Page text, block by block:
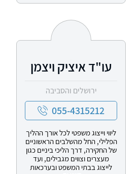
עו"ד איציק ויצמן
ירושלים והסביבה
055-4315212
ליווי וייצוג משפטי לכל אורך ההליך
הפלילי, החל מהשלבים הראשוניים
של החקירה, דרך הליכי ביניים כגון
מעצרים וצווים מגבילים, ועד
לייצוג בבתי המשפט ובערכאות